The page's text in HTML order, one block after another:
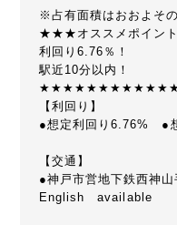
※占有面積はおおよその
★★★オススメポ
利回り6.76％！
駅近10分以内！
【利回り】
●想定利回り6.76% ●
【交通】
●神戸市営地下鉄西神
English available